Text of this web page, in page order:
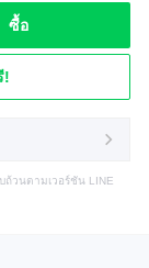
ซื้อ
!
ถ้วนตามเวอร์ชัน LINE